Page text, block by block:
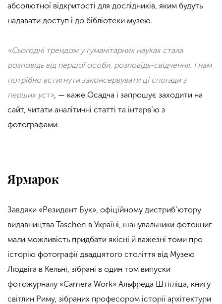
абсолютної відкритості для дослідників, яким будуть
надавати доступ і до бібліотеки музею.
«Сьогодні трендом у гуманітарних науках стала
розповідь від першої особи, розповідь-свідчення. І нам
потрібно встигнути законсервувати ці спогади з
перших уст», — каже Осадча і запрошує заходити на
сайт, читати аналітичні статті та інтерв’ю з
фотографами.
Ярмарок
Завдяки «Резидент Бук», офіційному дистриб’ютору
видавництва Taschen в Україні, шанувальники фотокниг
мали можливість придбати якісні й важезні томи про
історію фотографії двадцятого століття від Музею
Людвіга в Кельні, зібрані в один том випуски
фотожурналу «Camera Work» Альфреда Штігліца, книгу
світлин Риму, зібраних професором історії архітектури